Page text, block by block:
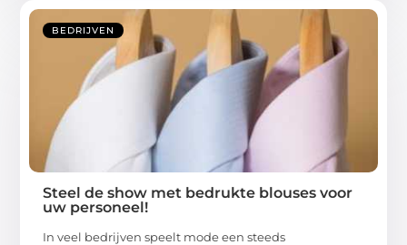
BEDRIJVEN
Steel de show met bedrukte blouses voor
uw personeel!
In veel bedrijven speelt mode een steeds